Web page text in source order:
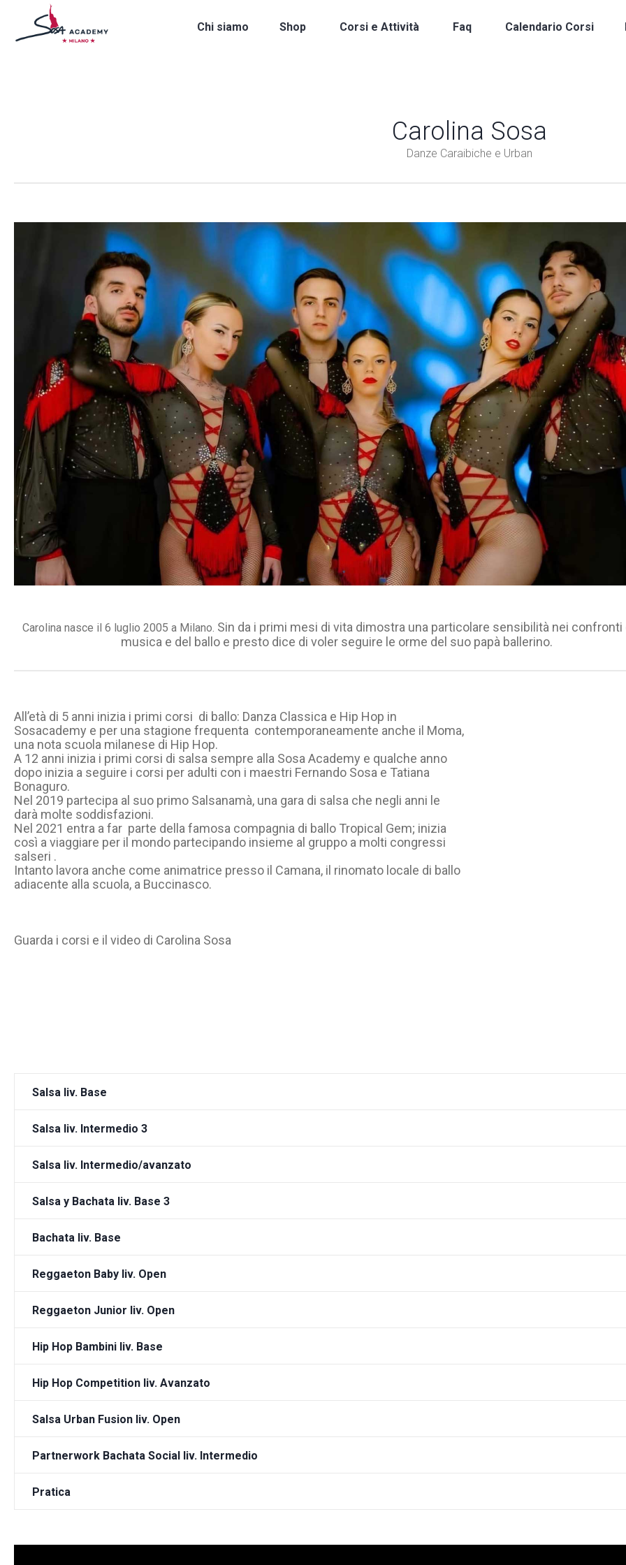
Chi siamo Shop Corsi e Attività Faq Calendario Corsi
Carolina Sosa
Danze Caraibiche e Urban
Carolina nasce il 6 luglio 2005 a Milano. Sin da i primi mesi di vita dimostra una particolare sensibilità nei confronti
musica e del ballo e presto dice di voler seguire le orme del suo papà ballerino.
All’età di 5 anni inizia i primi corsi di ballo: Danza Classica e Hip Hop in
Sosacademy e per una stagione frequenta contemporaneamente anche il Moma,
una nota scuola milanese di Hip Hop.
A 12 anni inizia i primi corsi di salsa sempre alla Sosa Academy e qualche anno
dopo inizia a seguire i corsi per adulti con i maestri Fernando Sosa e Tatiana
Bonaguro.
Nel 2019 partecipa al suo primo Salsanamà, una gara di salsa che negli anni le
darà molte soddisfazioni.
Nel 2021 entra a far parte della famosa compagnia di ballo Tropical Gem; inizia
così a viaggiare per il mondo partecipando insieme al gruppo a molti congressi
salseri .
Intanto lavora anche come animatrice presso il Camana, il rinomato locale di ballo
adiacente alla scuola, a Buccinasco.
Guarda i corsi e il video di Carolina Sosa
Salsa liv. Base
Salsa liv. Intermedio 3
Salsa liv. Intermedio/avanzato
Salsa y Bachata liv. Base 3
Bachata liv. Base
Reggaeton Baby liv. Open
Reggaeton Junior liv. Open
Hip Hop Bambini liv. Base
Hip Hop Competition liv. Avanzato
Salsa Urban Fusion liv. Open
Partnerwork Bachata Social liv. Intermedio
Pratica